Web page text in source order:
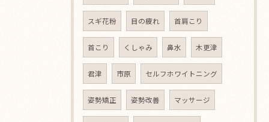
スギ花粉 目の疲れ 首肩こり
首こり くしゃみ 鼻水 木更津
君津 市原 セルフホワイトニング
姿勢矯正 姿勢改善 マッサージ